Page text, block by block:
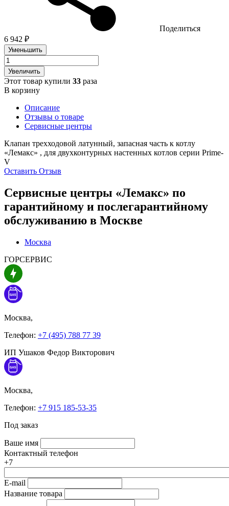
Поделиться
6 942 ₽
Уменьшить
Увеличить
Этот товар купили 33 раза
В корзину
Описание
Отзывы о товаре
Сервисные центры
Клапан трехходовой латунный, запасная часть к котлу
«Лемакс» , для двухконтурных настенных котлов серии Prime-
V
Оставить Отзыв
Сервисные центры «Лемакс» по
гарантийному и послегарантийному
обслуживанию в Москве
Москва
ГОРСЕРВИС
Москва,
Телефон: +7 (495) 788 77 39
ИП Ушаков Федор Викторович
Москва,
Телефон: +7 915 185-53-35
Под заказ
Ваше имя
Контактный телефон
+7
E-mail
Название товара